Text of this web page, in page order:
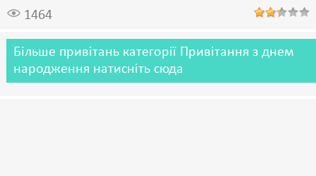
1464
Більше привітань категорії Привітання з днем
народження натисніть сюда